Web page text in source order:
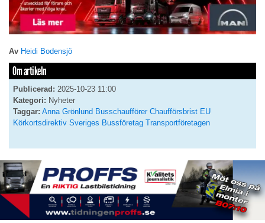
Av Heidi Bodensjö
Om artikeln
Publicerad: 2025-10-23 11:00
Kategori: Nyheter
Taggar: Anna Grönlund Busschaufförer Chaufförsbrist EU
Körkortsdirektiv Sveriges Bussföretag Transportföretagen